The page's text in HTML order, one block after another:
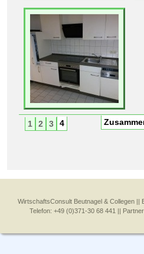
1 2 3 4
WirtschaftsConsult Beutnagel & Collegen ||
Telefon: +49 (0)371-30 68 441 ||